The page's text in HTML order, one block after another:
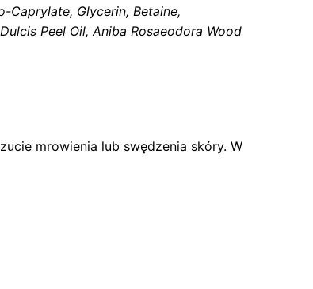
Caprylate, Glycerin, Betaine,
Peel Oil, Aniba Rosaeodora Wood
mrowienia lub swędzenia skóry. W